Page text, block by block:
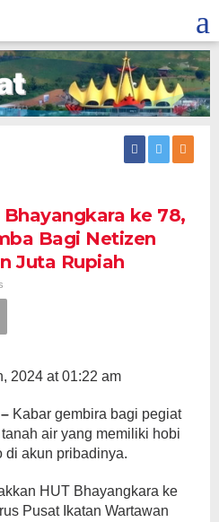
ke 78,
Bagi Netizen
Juta Rupiah
2024 at 01:22 am
Kabar gembira bagi pegiat
air yang memiliki hobi
di akun pribadinya.
HUT Bhayangkara ke
Pusat Ikatan Wartawan